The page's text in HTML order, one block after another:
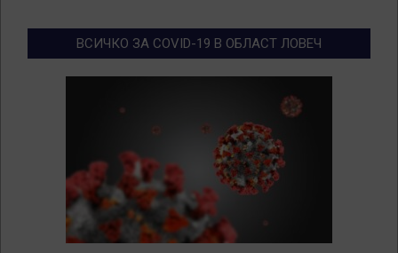
ВСИЧКО ЗА COVID-19 В ОБЛАСТ ЛОВЕЧ